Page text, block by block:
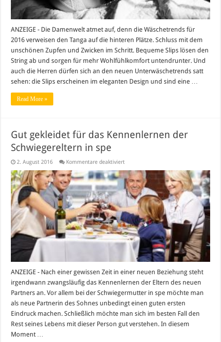
ANZEIGE - Die Damenwelt atmet auf, denn die Wäschetrends für
2016 verweisen den Tanga auf die hinteren Plätze. Schluss mit dem
unschönen Zupfen und Zwicken im Schritt. Bequeme Slips lösen den
String ab und sorgen für mehr Wohlfühlkomfort untendrunter. Und
auch die Herren dürfen sich an den neuen Unterwäschetrends satt
sehen: die Slips erscheinen im eleganten Design und sind eine …
Read More »
Gut gekleidet für das Kennenlernen der
Schwiegereltern in spe
2. August 2016 Kommentare deaktiviertfür
gekleidet
für
das
Kennenlernen
der
Schwiegereltern
in
spe
ANZEIGE - Nach einer gewissen Zeit in einer neuen Beziehung steht
irgendwann zwangsläufig das Kennenlernen der Eltern des neuen
Partners an. Vor allem bei der Schwiegermutter in spe möchte man
als neue Partnerin des Sohnes unbedingt einen guten ersten
Eindruck machen. Schließlich möchte man sich im besten Fall den
Rest seines Lebens mit dieser Person gut verstehen. In diesem
Moment …